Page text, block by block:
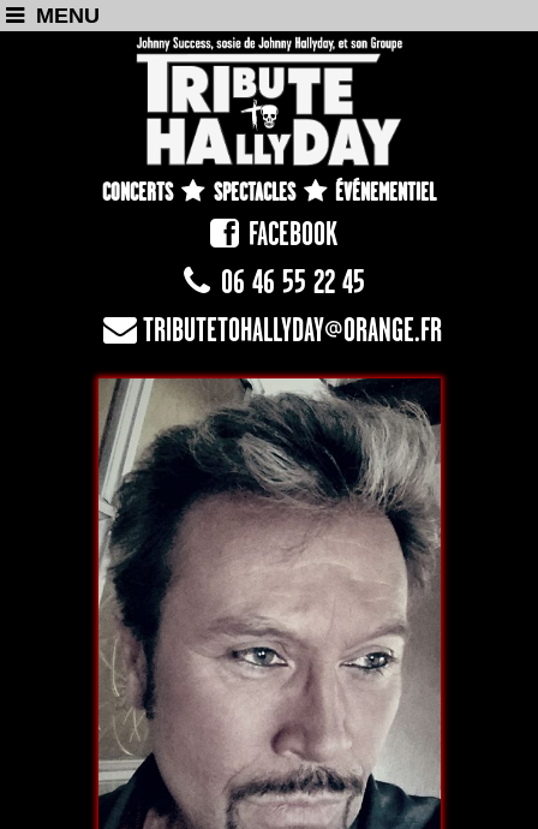
MENU
CONCERTS SPECTACLES ÉVÉNEMENTIEL
FACEBOOK
06 46 55 22 45
TRIBUTETOHALLYDAY@ORANGE.FR